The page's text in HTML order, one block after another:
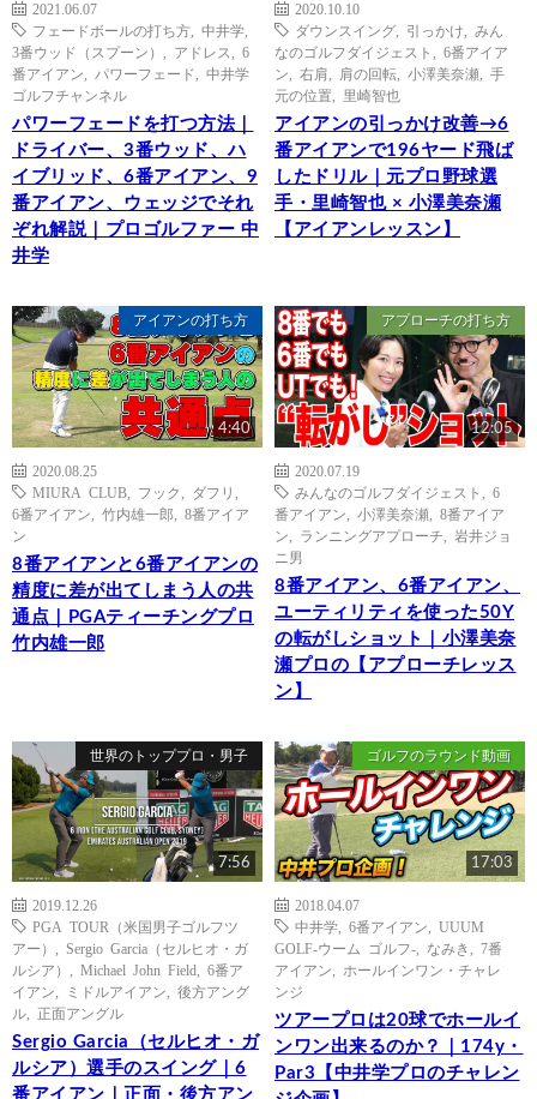
2021.06.07
フェードボールの打ち方
中井学
3番ウッド（スプーン）
アドレス
6
番アイアン
パワーフェード
中井学
ゴルフチャンネル
パワーフェードを打つ方法｜
ドライバー、3番ウッド、ハ
イブリッド、6番アイアン、9
番アイアン、ウェッジでそれ
ぞれ解説｜プロゴルファー 中
井学
2020.10.10
ダウンスイング
引っかけ
みん
なのゴルフダイジェスト
6番アイア
ン
右肩 肩の回転 小澤美奈瀬
手
元の位置
里崎智也
アイアンの引っかけ改善→6
番アイアンで196ヤード飛ば
したドリル｜元プロ野球選
手・里崎智也 × 小澤美奈瀬
【アイアンレッスン】
アイアンの打ち方
4:40
2020.08.25
MIURA CLUB
フック ダフリ
6番アイアン
竹内雄一郎
8番アイア
ン
8番アイアンと6番アイアンの
精度に差が出てしまう人の共
通点｜PGAティーチングプロ
竹内雄一郎
アプローチの打ち方
12:05
2020.07.19
みんなのゴルフダイジェスト
6
番アイアン
小澤美奈瀬
8番アイア
ン
ランニングアプローチ
岩井ジョ
ニ男
8番アイアン、6番アイアン、
ユーティリティを使った50Y
の転がしショット｜小澤美奈
瀬プロの【アプローチレッス
ン】
世界のトッププロ・男子
7:56
2019.12.26
PGA TOUR（米国男子ゴルフツ
アー）
Sergio Garcia（セルヒオ・ガ
ルシア）
Michael John Field
6番ア
イアン
ミドルアイアン
後方アング
ル
正面アングル
Sergio Garcia（セルヒオ・ガ
ルシア）選手のスイング｜6
番アイアン｜正面・後方アン
ゴルフのラウンド動画
17:03
2018.04.07
中井学
6番アイアン
UUUM
GOLF-ウーム ゴルフ-
なみき
7番
アイアン
ホールインワン・チャレ
ンジ
ツアープロは20球でホールイ
ンワン出来るのか？｜174y・
Par3【中井学プロのチャレン